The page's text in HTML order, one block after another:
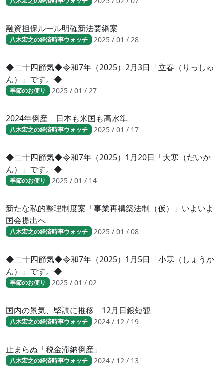
融資担保ルール明確新法要綱案
八木宏之の経済時事ウォッチ 2025 / 01 / 28
◆二十四節気◆令和7年（2025）2月3日「立春（りっしゅ
ん）」です。◆
季節のお便り 2025 / 01 / 27
2024年倒産 日本も米国も高水準
八木宏之の経済時事ウォッチ 2025 / 01 / 17
◆二十四節気◆令和7年（2025）1月20日「大寒（だいか
ん）」です。◆
季節のお便り 2025 / 01 / 14
新たな私的整理制度案「事業再構築法制（仮）」いよいよ
国会提出へ
八木宏之の経済時事ウォッチ 2025 / 01 / 08
◆二十四節気◆令和7年（2025）1月5日「小寒（しょうか
ん）」です。◆
季節のお便り 2025 / 01 / 02
国内の景気、堅調に推移 12月日銀短観
八木宏之の経済時事ウォッチ 2024 / 12 / 19
止まらぬ「税金滞納倒産」
八木宏之の経済時事ウォッチ 2024 / 12 / 13